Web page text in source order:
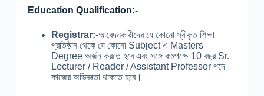
Education Qualification:-
Registrar:-আবেদনকারীদের যে কোনো স্বীকৃত শিক্ষা
প্রতিষ্ঠান থেকে যে কোনো Subject এ Masters
Degree অর্জন করতে হবে এবং সঙ্গে কমপক্ষে 10 বছর Sr.
Lecturer / Reader / Assistant Professor পদে
কাজের অভিজ্ঞতা থাকতে হবে।